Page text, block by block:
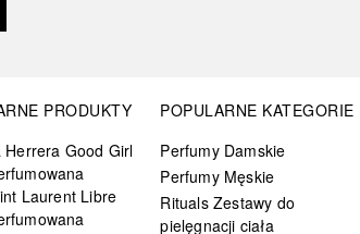
PRODUKTY
Herrera Good Girl
Laurent Libre
POPULARNE KATEGORIE
Perfumy Damskie
Perfumy Męskie
Rituals Zestawy do
pielęgnacji ciała